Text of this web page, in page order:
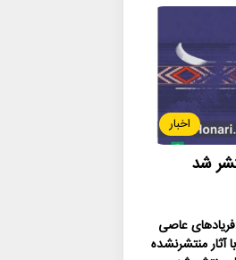
اخبار
شد
عاصی
آثار منتشرنشده